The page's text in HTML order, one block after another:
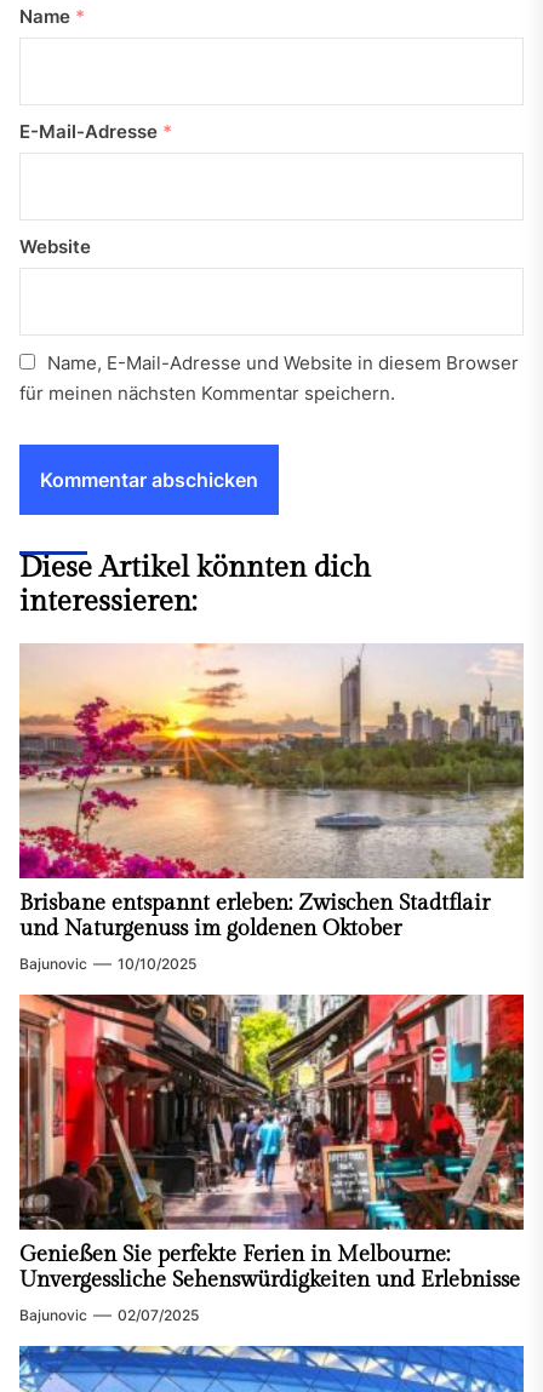
Name *
E-Mail-Adresse *
Website
Name, E-Mail-Adresse und Website in diesem Browser
für meinen nächsten Kommentar speichern.
Diese Artikel könnten dich
interessieren:
Brisbane entspannt erleben: Zwischen Stadtflair
und Naturgenuss im goldenen Oktober
Bajunovic 10/10/2025
Genießen Sie perfekte Ferien in Melbourne:
Unvergessliche Sehenswürdigkeiten und Erlebnisse
Bajunovic 02/07/2025